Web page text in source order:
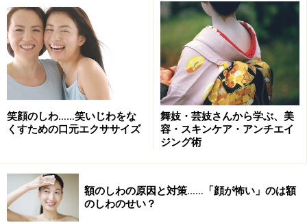
笑顔のしわ……笑いじわをな
くすための口元エクササイズ
舞妓・芸妓さんから学ぶ、美
容・スキンケア・アンチエイ
ジング術
額のしわの原因と対策……「顔が怖い」のは額
のしわのせい？